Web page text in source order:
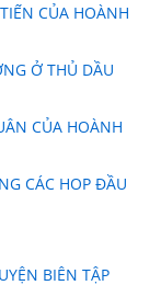
CỦA HOÀNH
Ở THỦ DẦU
CỦA HOÀNH
CÁC HOP ĐẦU
BIÊN TẬP